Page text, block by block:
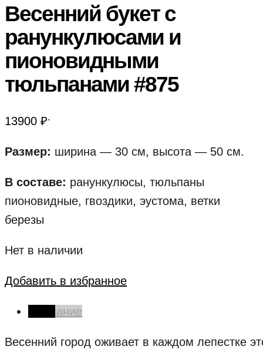
Весенний букет с
ранункулюсами и
пионовидными
тюльпанами #875
13900 ₽.
Размер: ширина — 30 см, высота — 50 см.
В составе: ранункулюсы, тюльпаны
пионовидные, гвоздики, эустома, ветки
березы
Нет в наличии
Добавить в избранное
Описание
Весенний город оживает в каждом лепестке